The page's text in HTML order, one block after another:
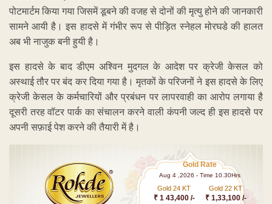
पोटमार्टम किया गया जिसमें डूबने की वजह से दोनों की मृत्यु होने की जानकारी
सामने आयी है। इस हादसे में गंभीर रूप से पीड़ित स्नेहल मोरघडे की हालत
अब भी नाजुक बनी हुयी है।
इस हादसे के बाद डीएम अश्विन मुदगल के आदेश पर क्रेजी केसल को
अस्थाई तौर पर बंद कर दिया गया है। मृतकों के परिजनों ने इस हादसे के लिए
क्रेजी केसल के कर्मचारियों और प्रबंधन पर लापरवाही का आरोप लगाया है
दूसरी तरह वॉटर पार्क का संचालन करने वाली कंपनी जल्द ही इस हादसे पर
अपनी सफ़ाई पेश करने की तैयारी में है।
Gold Rate
Aug 4 ,2026 - Time 10.30Hrs
Gold 24 KT
₹ 1 43,400 /-
Gold 22 KT
₹ 1,33,100 /-